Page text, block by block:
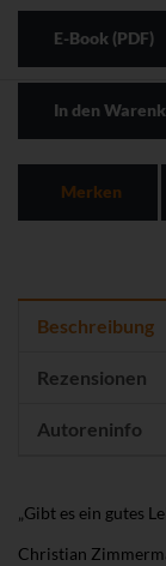
E-Book (PDF)
In den
Merken
Beschreibung
Rezensionen
Autoreninfo
„Gibt es ein gutes
Christian